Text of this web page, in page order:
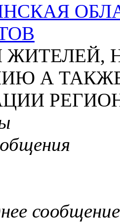
ЖИТЕЛЕЙ,
А
сообщение